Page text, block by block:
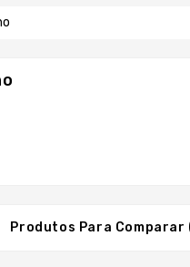
Produtos Para Comparar